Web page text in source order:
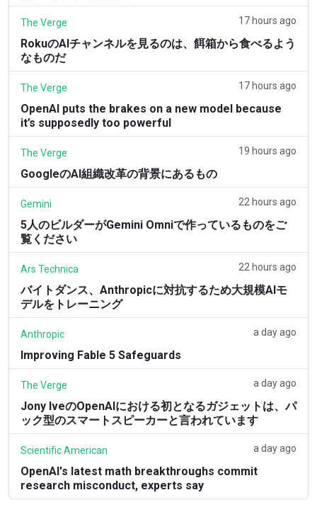
The Verge 17 hours ago
RokuのAIチャンネルを見るのは、餌箱から食べるよう
なものだ
The Verge 17 hours ago
OpenAI puts the brakes on a new model because
it’s supposedly too powerful
The Verge 19 hours ago
GoogleのAI組織改革の背景にあるもの
Gemini 22 hours ago
5人のビルダーがGemini Omniで作っているものをご
覧ください
Ars Technica 22 hours ago
バイトダンス、Anthropicに対抗するため大規模AIモ
デルをトレーニング
Anthropic a day ago
Improving Fable 5 Safeguards
The Verge a day ago
Jony IveのOpenAIにおける初となるガジェットは、パ
ック型のスマートスピーカーと言われています
Scientific American a day ago
OpenAI's latest math breakthroughs commit
research misconduct, experts say